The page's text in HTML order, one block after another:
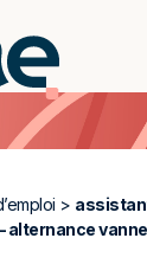
>
alternance